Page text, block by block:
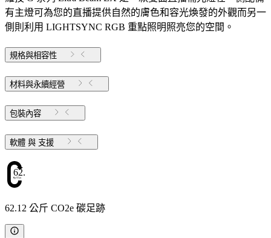
有主燈可為您的直播提供自然的膚色和容光煥發的外觀而另一
側則利用 LIGHTSYNC RGB 重點照明照亮您的空間。
規格與相容性
材料與永續經營
包裝內容
軟體 與 支援
62.12
62.12 公斤 CO2e 碳足跡